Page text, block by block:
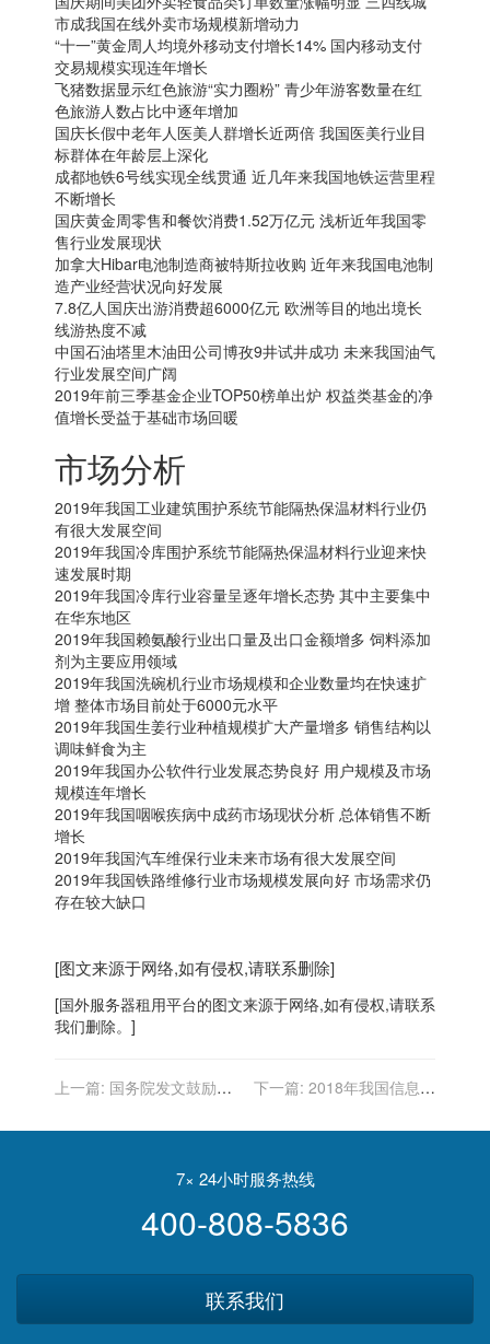
市成我国在线外卖市场规模新增动力
“十一”黄金周人均境外移动支付增长14% 国内移动支付
交易规模实现连年增长
飞猪数据显示红色旅游“实力圈粉” 青少年游客数量在红
色旅游人数占比中逐年增加
国庆长假中老年人医美人群增长近两倍 我国医美行业目
标群体在年龄层上深化
成都地铁6号线实现全线贯通 近几年来我国地铁运营里程
不断增长
国庆黄金周零售和餐饮消费1.52万亿元 浅析近年我国零
售行业发展现状
加拿大Hibar电池制造商被特斯拉收购 近年来我国电池制
造产业经营状况向好发展
7.8亿人国庆出游消费超6000亿元 欧洲等目的地出境长
线游热度不减
中国石油塔里木油田公司博孜9井试井成功 未来我国油气
行业发展空间广阔
2019年前三季基金企业TOP50榜单出炉 权益类基金的净
值增长受益于基础市场回暖
市场分析
2019年我国工业建筑围护系统节能隔热保温材料行业仍
有很大发展空间
2019年我国冷库围护系统节能隔热保温材料行业迎来快
速发展时期
2019年我国冷库行业容量呈逐年增长态势 其中主要集中
在华东地区
2019年我国赖氨酸行业出口量及出口金额增多 饲料添加
剂为主要应用领域
2019年我国洗碗机行业市场规模和企业数量均在快速扩
增 整体市场目前处于6000元水平
2019年我国生姜行业种植规模扩大产量增多 销售结构以
调味鲜食为主
2019年我国办公软件行业发展态势良好 用户规模及市场
规模连年增长
2019年我国咽喉疾病中成药市场现状分析 总体销售不断
增长
2019年我国汽车维保行业未来市场有很大发展空间
2019年我国铁路维修行业市场规模发展向好 市场需求仍
存在较大缺口
[图文来源于网络,如有侵权,请联系删除]
[国外服务器租用平台的图文来源于网络,如有侵权,请联系
我们删除。]
上一篇: 国务院发文鼓励线
下一篇: 2018年我国信息技
制、主要法律法规和政策分
7× 24小时服务热线
400-808-5836
联系我们